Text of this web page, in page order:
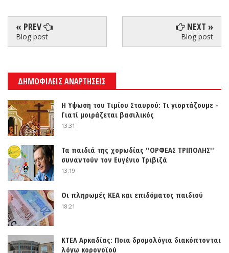
« PREV
Blog post
NEXT »
Blog post
ΔΗΜΟΦΙΛΕΙΣ ΑΝΑΡΤΗΣΕΙΣ
Η Υψωση του Τιμίου Σταυρού: Τι γιορτάζουμε -
Γιατί μοιράζεται βασιλικός
13:31
Τα παιδιά της χορωδίας ''ΟΡΦΕΑΣ ΤΡΙΠΟΛΗΣ''
συναντούν τον Ευγένιο Τριβιζά
13:19
Οι πληρωμές ΚΕΑ και επιδόματος παιδιού
18:21
ΚΤΕΛ Αρκαδίας: Ποια δρομολόγια διακόπτονται
λόγω κορονοϊού